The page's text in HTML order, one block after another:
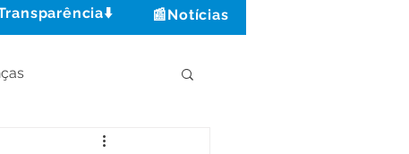
📰Notícias
Institucional e Governo